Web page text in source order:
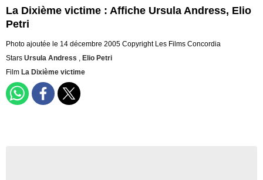
La Dixième victime : Affiche Ursula Andress, Elio
Petri
Photo ajoutée le 14 décembre 2005 Copyright Les Films Concordia
Stars Ursula Andress , Elio Petri
Film La Dixième victime